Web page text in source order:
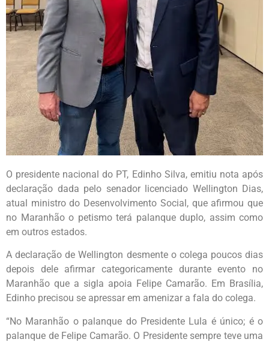
O presidente nacional do PT, Edinho Silva, emitiu nota após
declaração dada pelo senador licenciado Wellington Dias,
atual ministro do Desenvolvimento Social, que afirmou que
no Maranhão o petismo terá palanque duplo, assim como
em outros estados.
A declaração de Wellington desmente o colega poucos dias
depois dele afirmar categoricamente durante evento no
Maranhão que a sigla apoia Felipe Camarão. Em Brasília,
Edinho precisou se apressar em amenizar a fala do colega.
“No Maranhão o palanque do Presidente Lula é único; é o
palanque de Felipe Camarão. O Presidente sempre teve uma